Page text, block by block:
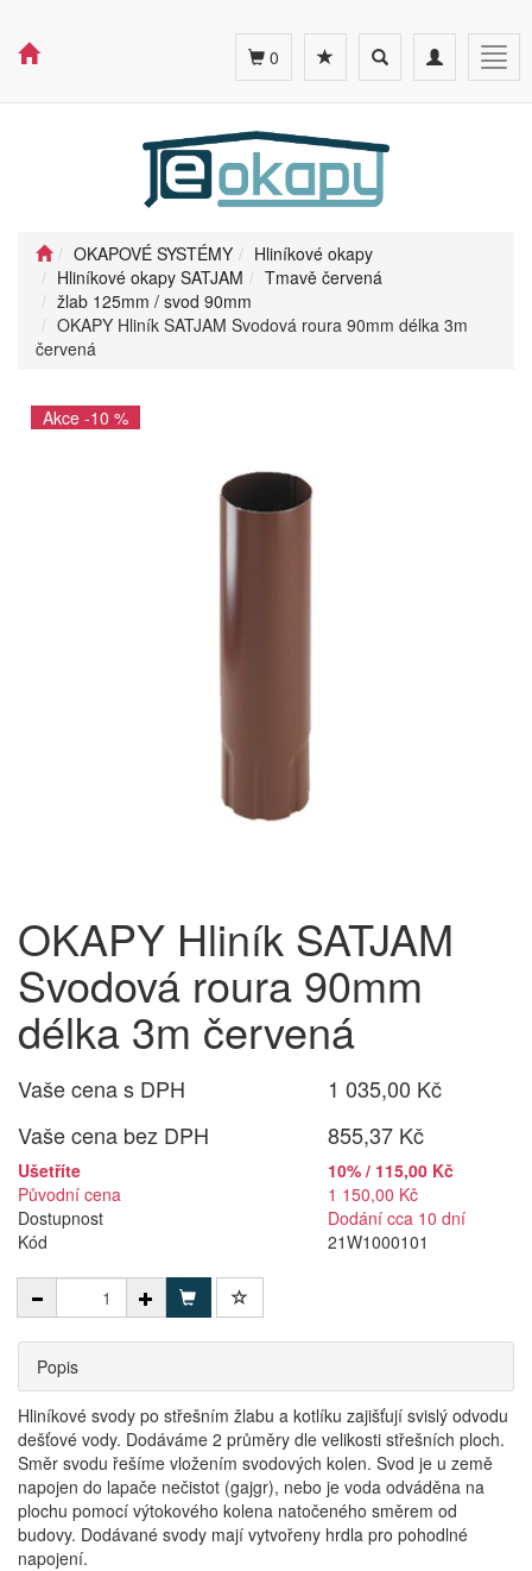
Toggle
navigation
Toggle
search
0
OKAPOVÉ SYSTÉMY
Hliníkové okapy
Hliníkové okapy SATJAM
Tmavě červená
žlab 125mm / svod 90mm
OKAPY Hliník SATJAM Svodová roura 90mm délka 3m
červená
Akce -10 %
OKAPY Hliník SATJAM
Svodová roura 90mm
délka 3m červená
Vaše cena s DPH
1 035,00 Kč
Vaše cena bez DPH
855,37 Kč
Ušetříte
10% / 115,00 Kč
Původní cena
1 150,00 Kč
Dostupnost
Dodání cca 10 dní
Kód
21W1000101
Popis
Hliníkové svody po střešním žlabu a kotlíku zajišťují svislý odvodu
dešťové vody. Dodáváme 2 průměry dle velikosti střešních ploch.
Směr svodu řešíme vložením svodových kolen. Svod je u země
napojen do lapače nečistot (gajgr), nebo je voda odváděna na
plochu pomocí výtokového kolena natočeného směrem od
budovy. Dodávané svody mají vytvořeny hrdla pro pohodlné
napojení.